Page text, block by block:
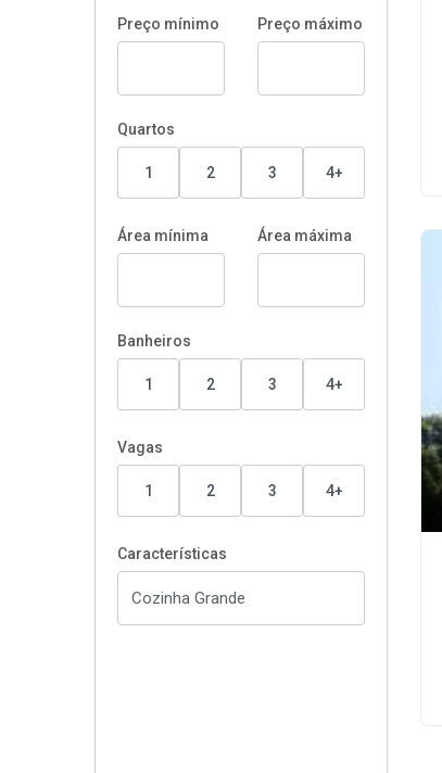
Preço mínimo Preço máximo
Quartos
1 2 3 4+
Área mínima Área máxima
Banheiros
1 2 3 4+
Vagas
1 2 3 4+
Características